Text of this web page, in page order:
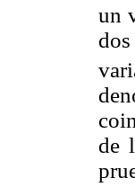
un
de